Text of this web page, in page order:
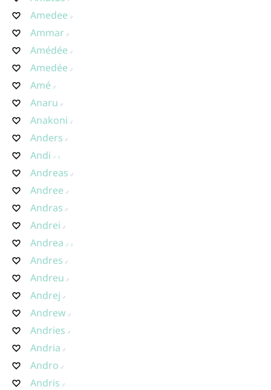
Amedee
Ammar
Amédée
Amedée
Amé
Anaru
Anakoni
Anders
Andi
Andreas
Andree
Andras
Andrei
Andrea
Andres
Andreu
Andrej
Andrew
Andries
Andria
Andro
Andris